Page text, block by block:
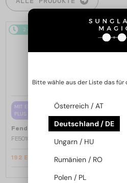
2-4 WERKTAGE
MIT EINER EINSTÄRKENGLASLINSE
PLUS 65 EUR
Fendi
Brillenfassungen
FE50100I - 001 - 53
192 EUR 226 EUR
Bitte wähle aus der Liste das für
Österreich / AT
Deutschland / DE
Ungarn / HU
Rumänien / RO
Polen / PL